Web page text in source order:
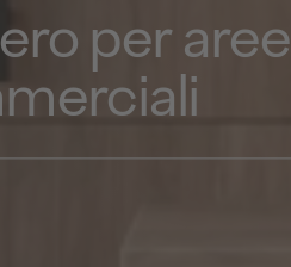
per aree